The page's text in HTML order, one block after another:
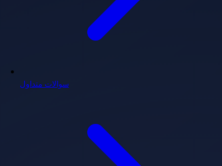
سوالات متداول